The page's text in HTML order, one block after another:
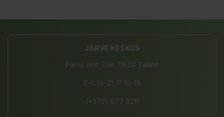
JÄRVE KESKUS
Pärnu mnt. 238, 11624 Tallinn
E-L 10-21, P 10-19
(+372) 677 8211